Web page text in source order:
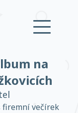
Přihlásit se
Založit účet
na
firemní večírek